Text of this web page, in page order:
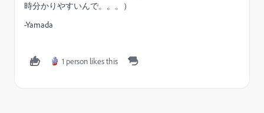
時分かりやすいんで。。。）
-Yamada
1 person likes this